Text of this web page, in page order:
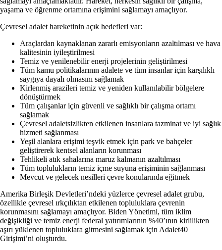
yaşama ve öğrenme ortamına erişimini sağlamayı amaçlıyor.
Çevresel adalet hareketinin açık hedefleri var:
Araçlardan kaynaklanan zararlı emisyonların azaltılması ve hava
kalitesinin iyileştirilmesi
Temiz ve yenilenebilir enerji projelerinin geliştirilmesi
Tüm kamu politikalarının adalete ve tüm insanlar için karşılıklı
saygıya dayalı olmasını sağlamak
Kirlenmiş arazileri temiz ve yeniden kullanılabilir bölgelere
dönüştürmek
Tüm çalışanlar için güvenli ve sağlıklı bir çalışma ortamı
sağlamak
Çevresel adaletsizlikten etkilenen insanlara tazminat ve iyi sağlık
hizmeti sağlanması
Yeşil alanlara erişimi teşvik etmek için park ve bahçeler
geliştirerek kentsel alanların korunması
Tehlikeli atık sahalarına maruz kalmanın azaltılması
Tüm toplulukların temiz içme suyuna erişiminin sağlanması
Mevcut ve gelecek nesilleri çevre konularında eğitmek
Amerika Birleşik Devletleri’ndeki yüzlerce çevresel adalet grubu,
özellikle çevresel ırkçılıktan etkilenen topluluklara çevrenin
korunmasını sağlamayı amaçlıyor. Biden Yönetimi, tüm iklim
değişikliği ve temiz enerji federal yatırımlarının %40’ının kirlilikten
aşırı yüklenen topluluklara gitmesini sağlamak için Adalet40
Girişimi’ni oluşturdu.